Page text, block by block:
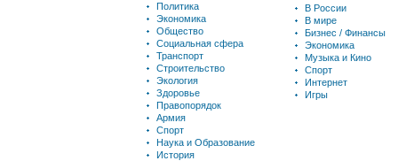
Политика
Экономика
Общество
Социальная сфера
Транспорт
Строительство
Экология
Здоровье
Правопорядок
Армия
Спорт
Наука и Образование
История
В России
В мире
Бизнес / Финансы
Экономика
Музыка и Кино
Спорт
Интернет
Игры